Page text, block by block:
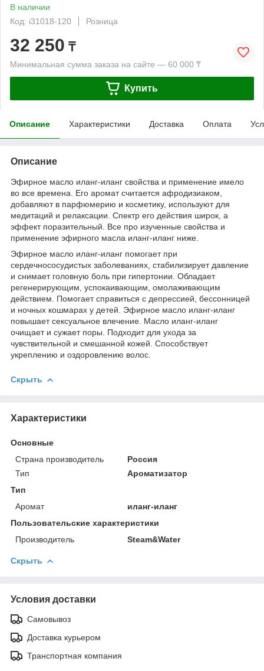
В наличии
Код: i31018-120
Розница
32 250 ₸
Минимальная сумма заказа на сайте — 60 000 ₸
Купить
Описание Характеристики Доставка Оплата
Описание
Эфирное масло иланг-иланг свойства и применение имело
во все времена. Его аромат считается афродизиаком,
добавляют в парфюмерию и косметику, используют для
медитаций и релаксации. Спектр его действия широк, а
эффект поразительный. Все про изученные свойства и
применение эфирного масла иланг-иланг ниже.
Эфирное масло иланг-иланг помогает при
сердечнососудистых заболеваниях, стабилизирует давление
и снимает головную боль при гипертонии. Обладает
регенерирующим, успокаивающим, омолаживающим
действием. Помогает справиться с депрессией, бессонницей
и ночных кошмарах у детей. Эфирное масло иланг-иланг
повышает сексуальное влечение. Масло иланг-иланг
очищает и сужает поры. Подходит для ухода за
чувствительной и смешанной кожей. Способствует
укреплению и оздоровлению волос.
Скрыть
Характеристики
Основные
Страна производитель
Россия
Тип
Ароматизатор
Тип
Аромат
иланг-иланг
Пользовательские характеристики
Производитель
Steam&Water
Скрыть
Условия доставки
Самовывоз
Доставка курьером
Транспортная компания